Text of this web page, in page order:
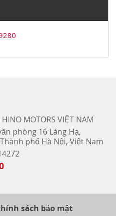
MOTORS VIỆT NAM
phòng 16 Láng Hạ,
phố Hà Nội, Việt Nam
sách bảo mật